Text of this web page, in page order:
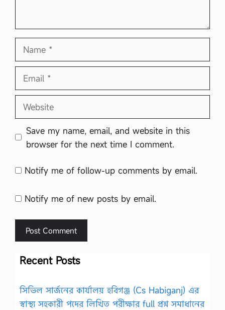
Name
Email
Website
Save my name, email, and website in this
browser for the next time I comment.
Notify me of follow-up comments by email.
Notify me of new posts by email.
Recent Posts
সিভিল সার্জনের কার্যালয় হবিগঞ্জ (Cs Habiganj) এর
স্বাস্থ্য সহকারী পদের লিখিত পরীক্ষার full প্রশ্ন সমাধানের